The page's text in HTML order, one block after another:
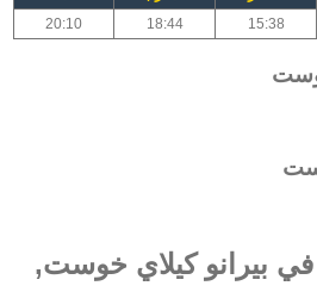
15:38
18:44
20:10
بيرانو كيلاي خوست,